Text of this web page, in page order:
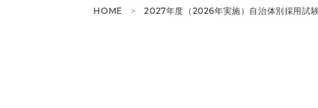
HOME 2027年度（2026年実施）自治体別採用試